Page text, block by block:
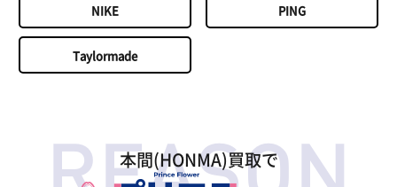
NIKE PING
Taylormade
本間(HONMA)買取で